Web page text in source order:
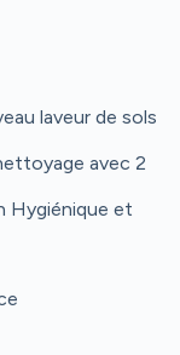
laveur de sols
avec 2
Hygiénique et